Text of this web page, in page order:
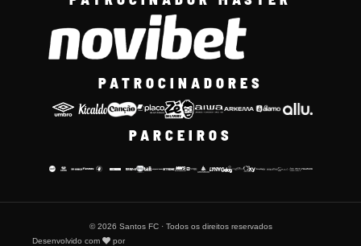
PATROCINADORES
PARCEIROS
© 2026 Santos FC · Todos os direitos reservados
Desenvolvido com
por